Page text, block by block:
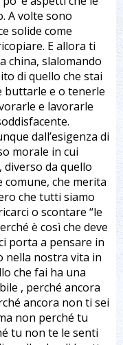
A volte sono
solide come
E allora ti
china, slalomando
di quello che stai
buttarle e o tenerle
e lavorarle
dall’esigenza di
morale in cui
da quello
che merita
che tutti siamo
o scontare “le
è così che deve
porta a pensare in
nella nostra vita in
che fai ha una
, perché ancora
ancora non ti sei
non perché tu
tu non te le senti